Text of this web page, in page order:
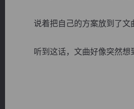
说着把自己的方案放到了文曲
听到这话，文曲好像突然想